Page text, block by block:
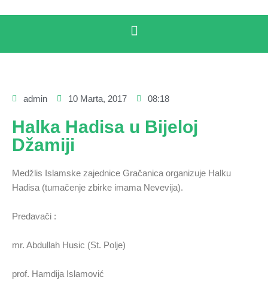
admin 10 Marta, 2017 08:18
Halka Hadisa u Bijeloj
Džamiji
Medžlis Islamske zajednice Gračanica organizuje Halku
Hadisa (tumačenje zbirke imama Nevevija).
Predavači :
mr. Abdullah Husic (St. Polje)
prof. Hamdija Islamović